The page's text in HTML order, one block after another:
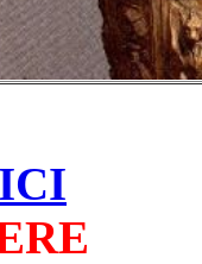
ICI